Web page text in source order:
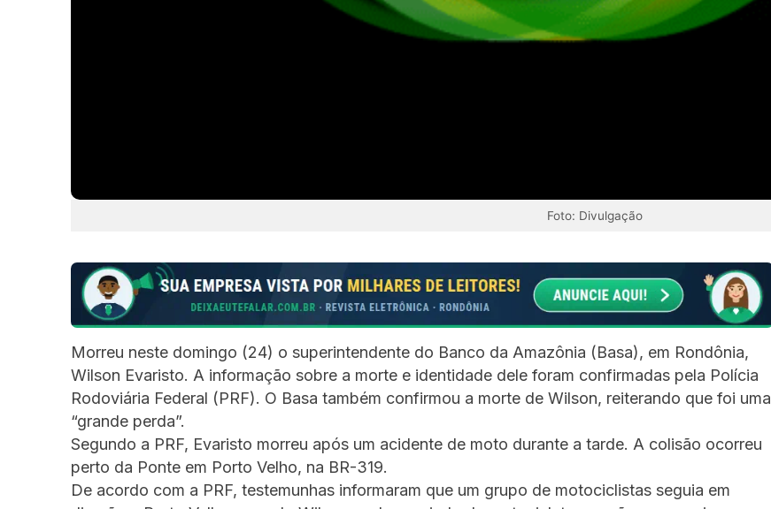
Foto: Divulgação
Morreu neste domingo (24) o superintendente do Banco da Amazônia (Basa), em Rondônia,
Wilson Evaristo. A informação sobre a morte e identidade dele foram confirmadas pela Polícia
Rodoviária Federal (PRF). O Basa também confirmou a morte de Wilson, reiterando que foi uma
“grande perda”.
Segundo a PRF, Evaristo morreu após um acidente de moto durante a tarde. A colisão ocorreu
perto da Ponte em Porto Velho, na BR-319.
De acordo com a PRF, testemunhas informaram que um grupo de motociclistas seguia em